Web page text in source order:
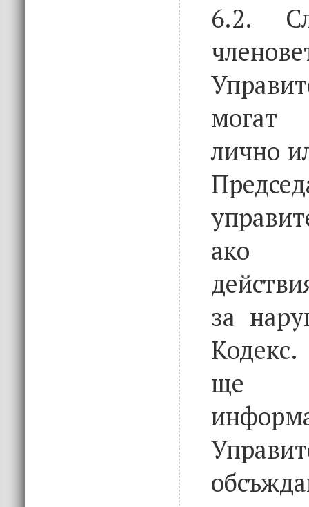
6.2.
могат
лично
ако
за
ще